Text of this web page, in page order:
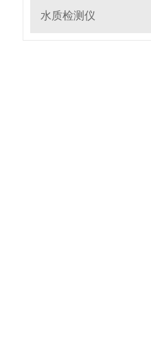
水质检测仪